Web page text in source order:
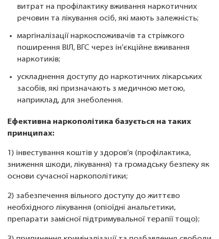
витрат на профілактику вживання наркотичних
речовин та лікування осіб, які мають залежність;
маргіналізації наркоспоживачів та стрімкого
поширення ВІЛ, ВГС через ін’єкційне вживання
наркотиків;
ускладнення доступу до наркотичних лікарських
засобів, які призначають з медичною метою,
наприклад, для знеболення.
Ефективна наркополітика базується на таких
принципах:
1) інвестування коштів у здоров’я (профілактика,
зниження шкоди, лікування) та громадську безпеку як
основи сучасної наркополітики;
2) забезпечення вільного доступу до життєво
необхідного лікування (опіоїдні анальгетики,
препарати замісної підтримувальної терапії тощо);